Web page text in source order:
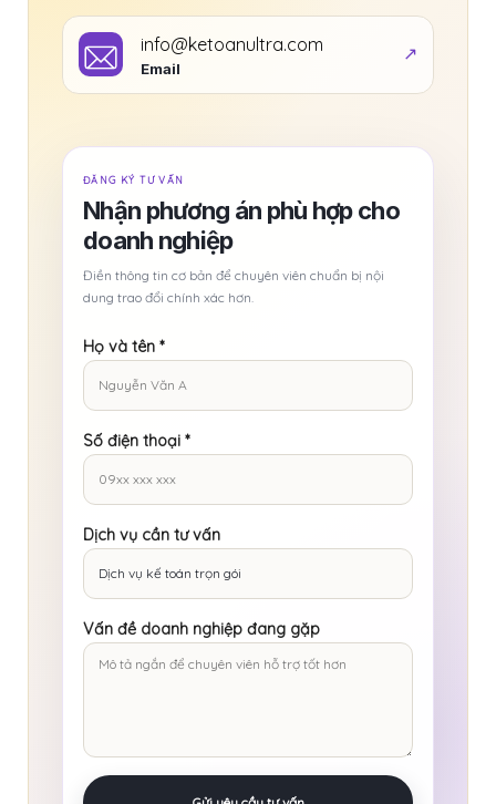
Email
info@ketoanultra.com
ĐĂNG KÝ TƯ VẤN
Nhận phương án phù hợp cho
doanh nghiệp
Điền thông tin cơ bản để chuyên viên chuẩn bị nội
dung trao đổi chính xác hơn.
Họ và tên *
Số điện thoại *
Dịch vụ cần tư vấn
Vấn đề doanh nghiệp đang gặp